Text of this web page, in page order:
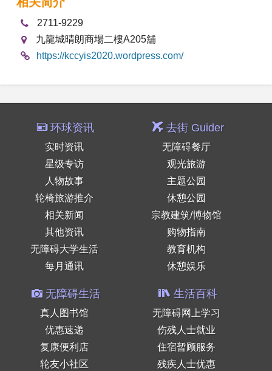
2711-9229
九龍城晴朗商場二樓A205舖
https://kccyis2020.wordpress.com/
环球资讯
实时资讯
星级专访
人物故事
轮椅旅游推介
相关新闻
其他资讯
无障碍大学生活
每月通讯
去街 Guider
无障碍餐厅
观光旅游
主题公园
休憩公园
宗教建筑/博物馆
购物指南
教育机构
休憩娱乐
无障碍生活
真人图书馆
优惠速递
复康便利店
轮友小社区
生活百科
无障碍网上学习
伤残人士就业
住宿暂顾服务
残疾人士优惠